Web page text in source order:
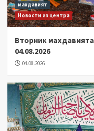
махдавият
Новости из центра
Вторник махдавията
04.08.2026
04.08.2026